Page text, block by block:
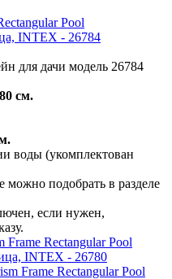
Pool
INTEX - 26784
для дачи модель 26784
см.
воды (укомплектован
подобрать в разделе
если нужен,
Frame Rectangular Pool
INTEX - 26780